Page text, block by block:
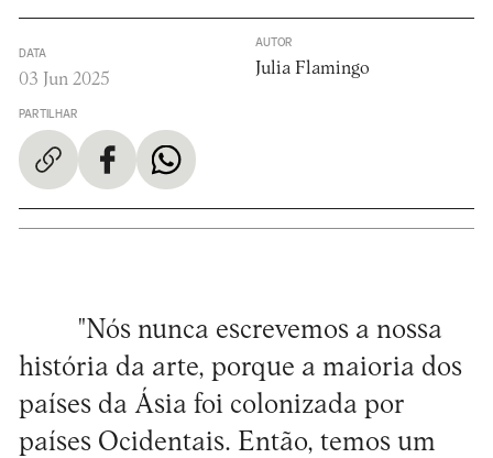
DATA
03 Jun 2025
PARTILHAR
AUTOR
Julia Flamingo
"Nós nunca escrevemos a nossa
história da arte, porque a maioria dos
países da Ásia foi colonizada por
países Ocidentais. Então, temos um